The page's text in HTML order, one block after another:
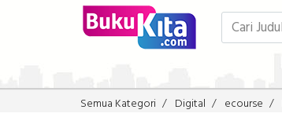
Semua Kategori
Digital ecourse